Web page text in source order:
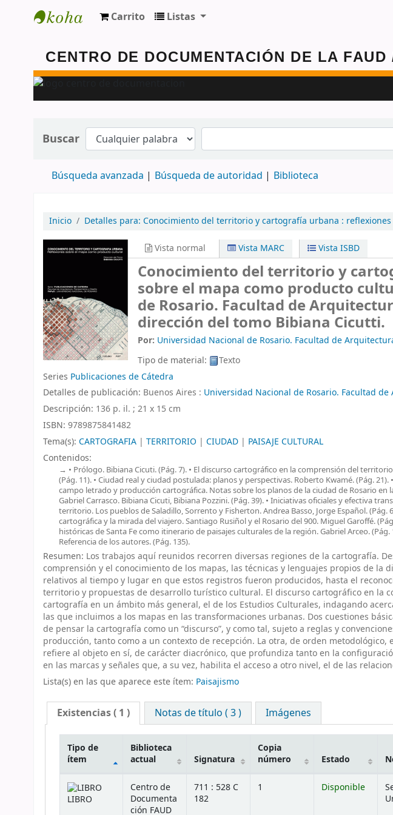
Carrito Listas
Buscar
Búsqueda avanzada Búsqueda de autoridad Biblioteca
Inicio Detalles para: Conocimiento del territorio y cartografía urbana :
Vista normal Vista MARC Vista ISBD
Conocimiento del territorio y
sobre el mapa como producto
de Rosario. Facultad de
dirección del tomo Bibiana Cicutti.
Por: Universidad Nacional de Rosario. Facultad de
Tipo de material:
Texto
Series Publicaciones de Cátedra
Detalles de publicación: Buenos Aires : Universidad Nacional de Rosario. Facultad
Descripción: 136 p. il. ; 21 x 15 cm
ISBN: 9789875841482
Tema(s): CARTOGRAFIA | TERRITORIO | CIUDAD | PAISAJE CULTURAL
Contenidos:
• Prólogo. Bibiana Cicuti. (Pág. 7). • El discurso cartográfico en la comprensión del
(Pág. 11). • Ciudad real y ciudad postulada: planos y perspectivas. Roberto Kwamé. (Pág. 21).
campo letrado y producción cartográfica. Notas sobre los planos de la ciudad de Rosario en
Gabriel Carrasco. Bibiana Cicuti, Bibiana Pozzini. (Pág. 39). • Iniciativas oficiales y efectiva
territorio. Los pueblos de Saladillo, Sorrento y Fisherton. Andrea Basso, Jorge Español. (Pág.
cartográfica y la mirada del viajero. Santiago Rusiñol y el Rosario del 900. Miguel Garoffé.
históricas de Santa Fe como itinerario de paisajes culturales de la región. Gabriel Arceo. (Pág.
Referencia de los autores. (Pág. 135).
Resumen: Los trabajos aquí reunidos recorren diversas regiones de la cartografía.
comprensión y el conocimiento de los mapas, las técnicas y lenguajes propios de la
relativos al tiempo y lugar en que estos registros fueron producidos, hasta el
territorio y propuestas de desarrollo turístico cultural. El discurso cartográfico en la
cartografía en un ámbito más general, el de los Estudios Culturales, indagando
las que incluimos a los mapas en las transformaciones urbanas. Dos cuestiones
de pensar la cartografía como un “discurso”, y como tal, sujeto a reglas y
producción, tanto como a un contexto de recepción. La otra, de orden metodológico,
refiere al objeto en sí, de carácter diacrónico, que profundiza tanto en la
en las marcas y señales que, a su vez, habilita el acceso a otro nivel, el de las
Lista(s) en las que aparece este ítem: Paisajismo
Existencias( 1 ) Notas de título ( 3 ) Imágenes
Existencias
Tipo de
ítem
Biblioteca
actual
Signatura
Copia
número
Estado
LIBRO
Centro de
Documenta
ción FAUD
711 : 528 C
182
1 Disponible